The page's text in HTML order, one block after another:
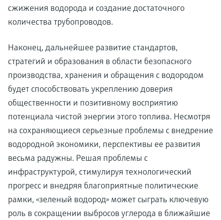
сжижения водорода и создание достаточного
количества трубопроводов.
Наконец, дальнейшее развитие стандартов,
стратегий и образования в области безопасного
производства, хранения и обращения с водородом
будет способствовать укреплению доверия
общественности и позитивному восприятию
потенциала чистой энергии этого топлива. Несмотря
на сохраняющиеся серьезные проблемы с внедрение
водородной экономики, перспективы ее развития
весьма радужны. Решая проблемы с
инфраструктурой, стимулируя технологический
прогресс и внедряя благоприятные политические
рамки, «зеленый водород» может сыграть ключевую
роль в сокращении выбросов углерода в ближайшие